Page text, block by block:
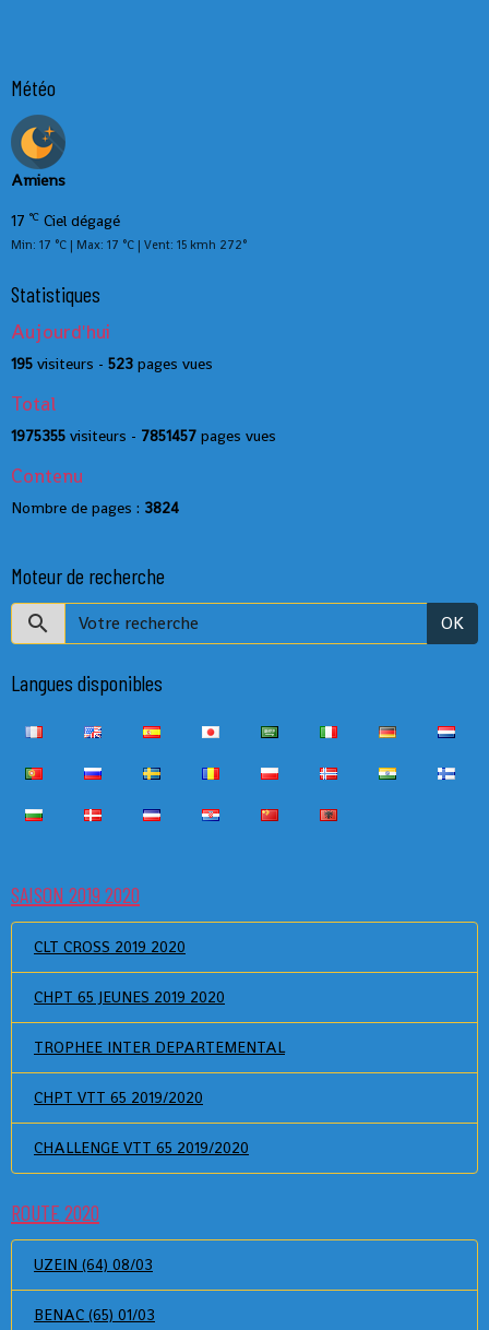
Météo
Amiens
17 °C Ciel dégagé
Min: 17 °C | Max: 17 °C | Vent: 15 kmh 272°
Statistiques
Aujourd'hui
195 visiteurs - 523 pages vues
Total
1975355 visiteurs - 7851457 pages vues
Contenu
Nombre de pages : 3824
Moteur de recherche
OK
Langues disponibles
SAISON 2019 2020
CLT CROSS 2019 2020
CHPT 65 JEUNES 2019 2020
TROPHEE INTER DEPARTEMENTAL
CHPT VTT 65 2019/2020
CHALLENGE VTT 65 2019/2020
ROUTE 2020
UZEIN (64) 08/03
BENAC (65) 01/03